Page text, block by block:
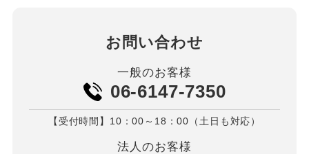
お問い合わせ
一般のお客様
06-6147-7350
【受付時間】10：00～18：00（土日も対応）
法人のお客様